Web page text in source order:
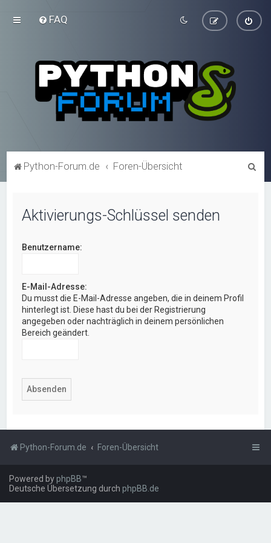
FAQ
Python-Forum.de Foren-Übersicht
Aktivierungs-Schlüssel senden
Benutzername:
E-Mail-Adresse:
Du musst die E-Mail-Adresse angeben, die in deinem Profil
hinterlegt ist. Diese hast du bei der Registrierung
angegeben oder nachträglich in deinem persönlichen
Bereich geändert.
Python-Forum.de Foren-Übersicht
Powered byphpBB™
Deutsche Übersetzung durch phpBB.de